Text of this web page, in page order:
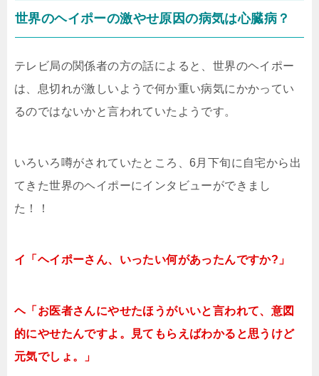
世界のヘイポーの激やせ原因の病気は心臓病？
テレビ局の関係者の方の話によると、世界のヘイポー
は、息切れが激しいようで何か重い病気にかかってい
るのではないかと言われていたようです。
いろいろ噂がされていたところ、6月下旬に自宅から出
てきた世界のヘイポーにインタビューができまし
た！！
イ「ヘイポーさん、いったい何があったんですか?」
ヘ「お医者さんにやせたほうがいいと言われて、意図
的にやせたんですよ。見てもらえばわかると思うけど
元気でしょ。」